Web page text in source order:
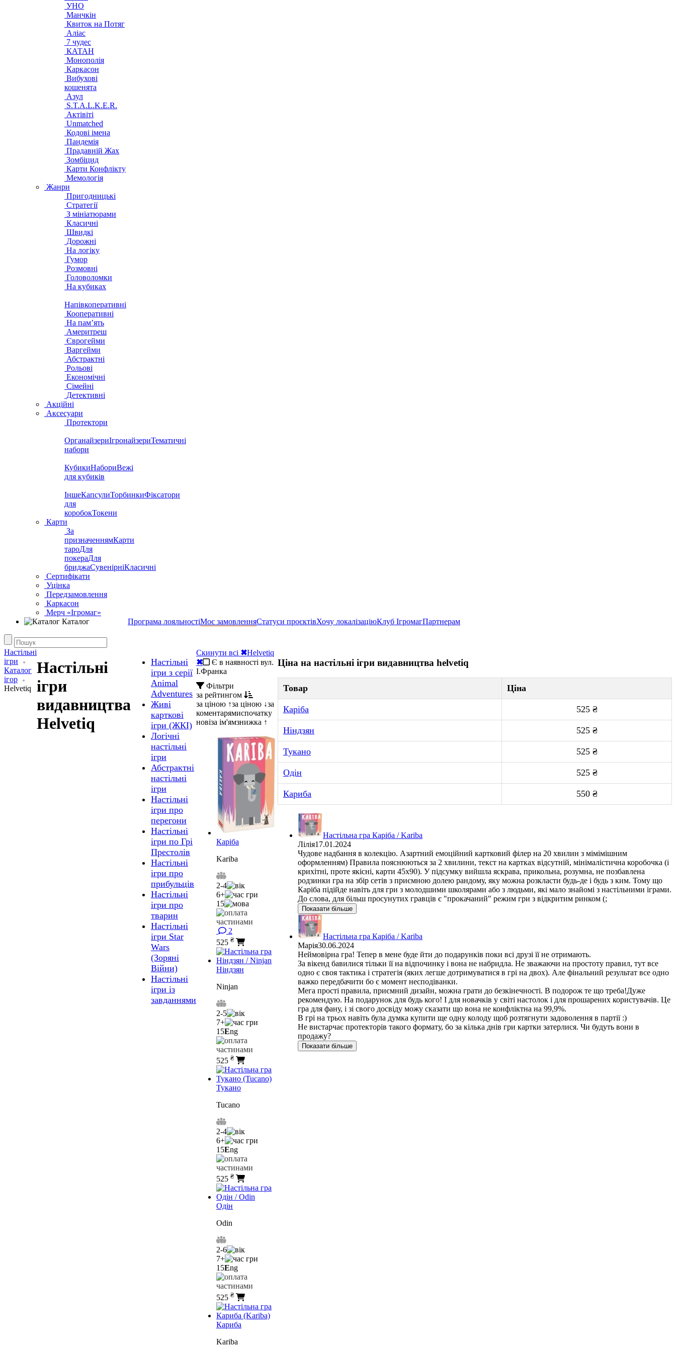
УНО
Манчкін
Квиток на Потяг
Аліас
7 чудес
КАТАН
Монополія
Каркасон
Вибухові
кошенята
Азул
S.T.A.L.K.E.R.
Актівіті
Unmatched
Кодові імена
Пандемія
Прадавній Жах
Зомбіцид
Карти Конфлікту
Мемологія
Жанри
Пригодницькі
Стратегії
З мініатюрами
Класичні
Швидкі
Дорожні
На логіку
Гумор
Розмовні
Головоломки
На кубиках
Напівкоперативні
Кооперативні
На пам’ять
Америтреш
Єврогейми
Варгейми
Абстрактні
Рольові
Економічні
Сімейні
Детективні
Акційні
Аксесуари
Протектори
ОрганайзериІгронайзериТематичні
набори
КубикиНабориВежі
для кубиків
ІншеКапсулиТорбинкиФіксатори
для
коробокТокени
Карти
За
призначеннямКарти
тароДля
покераДля
бриджаСувенірніКласичні
Сертифікати
Уцінка
Передзамовлення
Каркасон
Мерч «Ігромаг»
Каталог
Програма лояльностіМоє замовленняСтатуси проєктівХочу локалізаціюКлуб ІгромагПартнерам
Настільні
ігри
Каталог
ігор
Helvetiq
Настільні
ігри
видавництва
Helvetiq
Настільні
ігри з серії
Animal
Adventures
Живі
карткові
ігри (ЖКІ)
Логічні
настільні
ігри
Абстрактні
настільні
ігри
Настільні
ігри про
перегони
Настільні
ігри по Грі
Престолів
Настільні
ігри про
прибульців
Настільні
ігри про
тварин
Настільні
ігри Star
Wars
(Зоряні
Війни)
Настільні
ігри із
завданнями
Скинути всі ✖Helvetiq
✖
Є в наявності вул.
І.Франка
Фільтри
за рейтингом
за ціною ↑за ціною ↓за
коментарямиспочатку
новіза ім'ямзнижка ↑
Каріба
Kariba
2-4
6+
15
2
525 ₴
Ніндзян
Ninjan
2-5
7+
15Eng
525 ₴
Тукано
Tucano
2-4
6+
15Eng
525 ₴
Одін
Odin
2-6
7+
15Eng
525 ₴
Кариба
Kariba
Ціна на настільні ігри видавництва helvetiq
Товар Ціна
Каріба 525 ₴
Ніндзян 525 ₴
Тукано 525 ₴
Одін 525 ₴
Кариба 550 ₴
Настільна гра Каріба / Kariba
Лілія17.01.2024
Чудове надбання в колекцію. Азартний емоційний картковий філер на 20 хвилин з мімімішним
оформленням) Правила пояснюються за 2 хвилини, текст на картках відсутній, мінімалістична коробочка (і
крихітні, проте якісні, карти 45х90). У підсумку вийшла яскрава, прикольна, розумна, не позбавлена
родзинки гра на збір сетів з приємною долею рандому, яку можна розкласти будь-де і будь з ким. Тому що
Каріба підійде навіть для гри з молодшими школярами або з людьми, які мало знайомі з настільними іграми.
До слова, для більш просунутих гравців є "прокачаний" режим гри з відкритим ринком (;
Показати більше
Настільна гра Каріба / Kariba
Марія30.06.2024
Неймовірна гра! Тепер в мене буде йти до подарунків поки всі друзі її не отримають.
За вікенд бавилися тільки її на відпочинку і вона не набридла. Не зважаючи на простоту правил, тут все
одно є своя тактика і стратегія (яких легше дотримуватися в грі на двох). Але фінальний результат все одно
важко передбачити бо є момент несподіванки.
Мега прості правила, приємний дизайн, можна грати до безкінечності. В подорож те що треба!Дуже
рекомендую. На подарунок для будь кого! І для новачків у світі настолок і для прошарених користувачів. Це
гра для фану, і зі свого досвіду можу сказати що вона не конфліктна на 99,9%.
В грі на трьох навіть була думка купити ще одну колоду щоб розтягнути задоволення в партії :)
Не вистарчає протекторів такого формату, бо за кілька днів гри картки затерлися. Чи будуть вони в
продажу?
Показати більше